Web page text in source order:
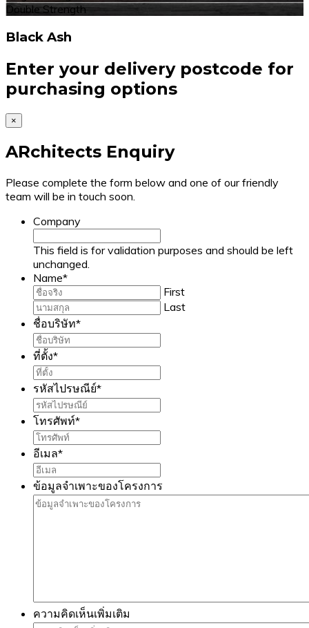
Double Strength
Black Ash
Enter your delivery postcode for
purchasing options
×
ARchitects Enquiry
Please complete the form below and one of our friendly
team will be in touch soon.
Company
This field is for validation purposes and should be left
unchanged.
Name*
First
Last
ชื่อบริษัท*
ที่ตั้ง*
รหัสไปรษณีย์*
โทรศัพท์*
อีเมล*
ข้อมูลจำเพาะของโครงการ
ความคิดเห็นเพิ่มเติม